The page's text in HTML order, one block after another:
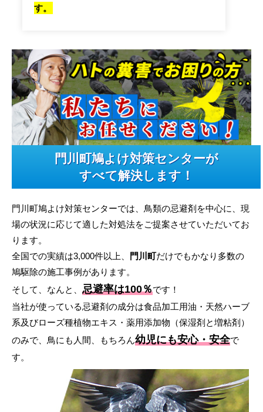
す。
門川町鳩よけ対策センターが
すべて解決します！
門川町鳩よけ対策センターでは、鳥類の忌避剤を中心に、現
場の状況に応じて適した対処法をご提案させていただいてお
ります。
全国での実績は3,000件以上、
門川町だけでもかなり多数の
鳩駆除の施工事例があります。
そして、なんと、 忌避率は100％です！
当社が使っている忌避剤の成分は食品加工用油・天然ハーブ
系及びローズ種植物エキス・薬用添加物（保湿剤と増粘剤）
のみで、鳥にも人間、もちろん幼児にも安心・安全で
す。